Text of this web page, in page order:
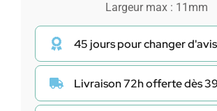
Largeur max : 11mm
45 jours pour changer d'avis
Livraison 72h offerte dès